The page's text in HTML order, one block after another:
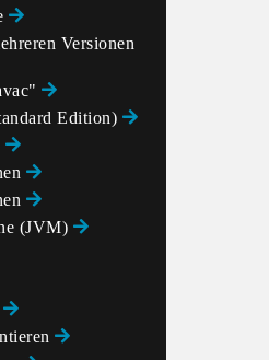
Versionen
Edition)
(JVM)